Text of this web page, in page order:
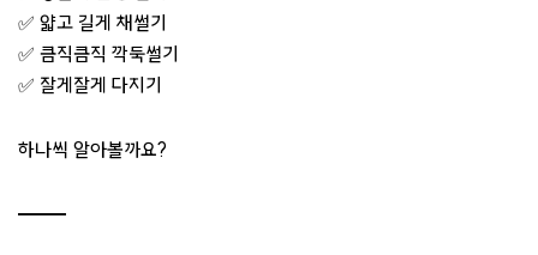
✅ 얇고 길게 채썰기
✅ 큼직큼직 깍둑썰기
✅ 잘게잘게 다지기
하나씩 알아볼까요?